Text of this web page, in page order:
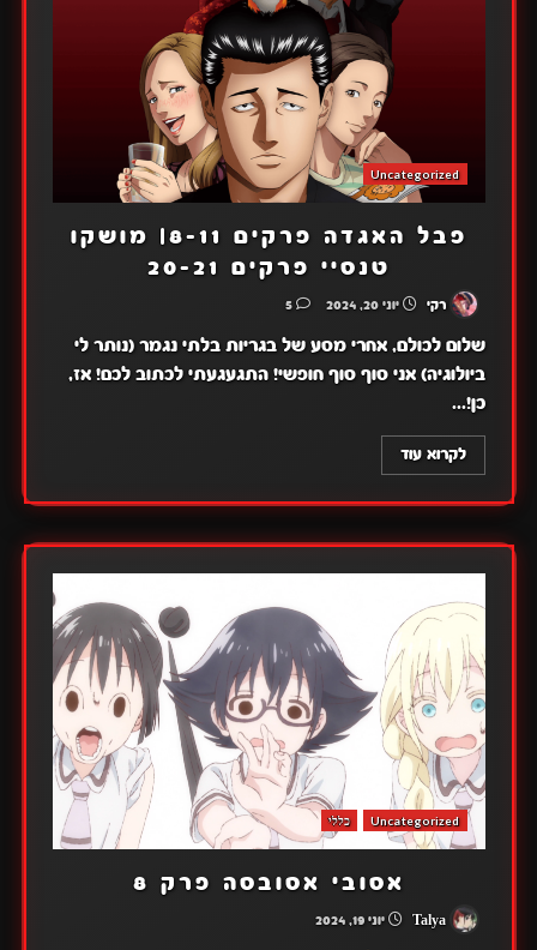
Uncategorized
פבל האגדה פרקים 8-11| מושקו
טנסיי פרקים 20-21
רקי יוני 20, 2024 5
שלום לכולם, אחרי מסע של בגריות בלתי נגמר (נותר לי
ביולוגיה) אני סוף סוף חופשי! התגעגעתי לכתוב לכם! אז,
כן!...
לקרוא עוד
Uncategorized כללי
אסובי אסובסה פרק 8
Talya יוני 19, 2024